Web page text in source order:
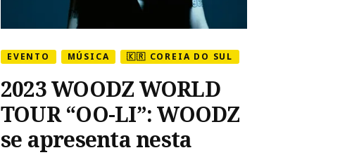
EVENTO MÚSICA 🇰🇷 COREIA DO SUL
2023 WOODZ WORLD
TOUR “OO-LI”: WOODZ
se apresenta nesta